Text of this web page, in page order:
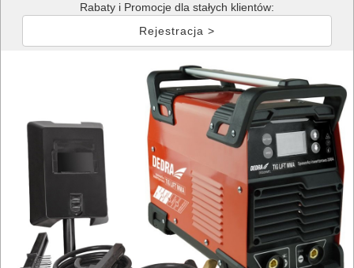
Rabaty i Promocje dla stałych klientów:
Rejestracja >